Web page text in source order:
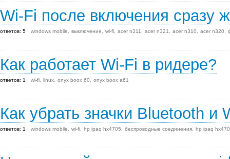
Wi-Fi после включения сразу
ответов: 5 windows mobile выключение wi-fi acer n311 acer n321 acer n310 acer n320
Как работает Wi-Fi в ридере?
ответов: 1 wi-fi linux onyx boox 60 onyx boox a61
Как убрать значки Bluetooth и
ответов: 1 windows mobile wi-fi hp ipaq hx4705 беспроводные соединения hp ipaq